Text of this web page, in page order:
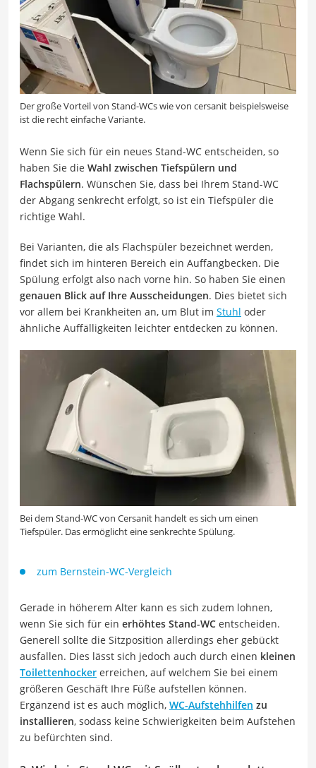
Der große Vorteil von Stand-WCs wie von cersanit beispielsweise
ist die recht einfache Variante.
Wenn Sie sich für ein neues Stand-WC entscheiden, so
haben Sie die Wahl zwischen Tiefspülern und
Flachspülern. Wünschen Sie, dass bei Ihrem Stand-WC
der Abgang senkrecht erfolgt, so ist ein Tiefspüler die
richtige Wahl.
Bei Varianten, die als Flachspüler bezeichnet werden,
findet sich im hinteren Bereich ein Auffangbecken. Die
Spülung erfolgt also nach vorne hin. So haben Sie einen
genauen Blick auf Ihre Ausscheidungen. Dies bietet sich
vor allem bei Krankheiten an, um Blut im Stuhl oder
ähnliche Auffälligkeiten leichter entdecken zu können.
Bei dem Stand-WC von Cersanit handelt es sich um einen
Tiefspüler. Das ermöglicht eine senkrechte Spülung.
zum Bernstein-WC-Vergleich
Gerade in höherem Alter kann es sich zudem lohnen,
wenn Sie sich für ein erhöhtes Stand-WC entscheiden.
Generell sollte die Sitzposition allerdings eher gebückt
ausfallen. Dies lässt sich jedoch auch durch einen kleinen
Toilettenhocker erreichen, auf welchem Sie bei einem
größeren Geschäft Ihre Füße aufstellen können.
Ergänzend ist es auch möglich, WC-Aufstehhilfen zu
installieren, sodass keine Schwierigkeiten beim Aufstehen
zu befürchten sind.